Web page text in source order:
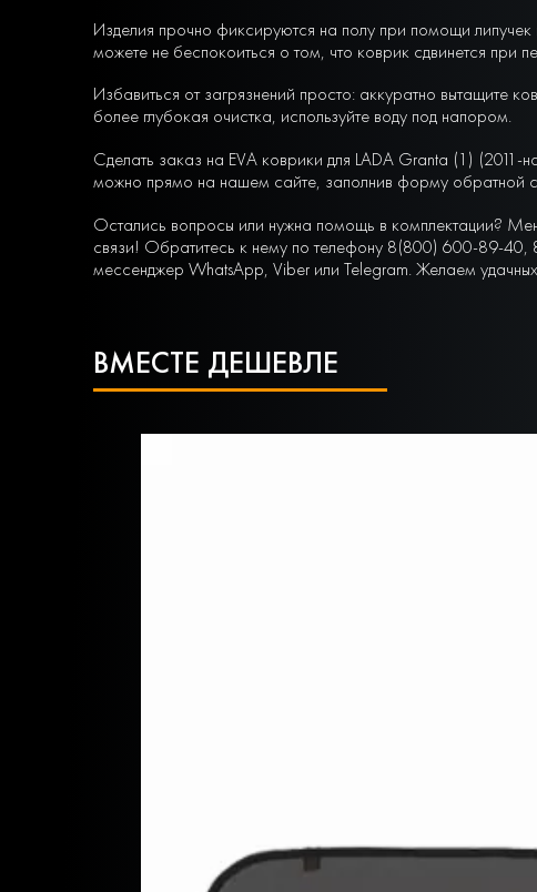
Изделия прочно фиксируются на полу при помощи
можете не беспокоиться о том, что коврик сдвинется при
Избавиться от загрязнений просто: аккуратно вытащите
более глубокая очистка, используйте воду под напором.
Сделать заказ на EVA коврики для LADA Granta (1) (2011-
можно прямо на нашем сайте, заполнив форму обратной
Остались вопросы или нужна помощь в комплектации?
связи! Обратитесь к нему по телефону 8(800) 600-89-
мессенджер WhatsApp, Viber или Telegram. Желаем
ВМЕСТЕ ДЕШЕВЛЕ